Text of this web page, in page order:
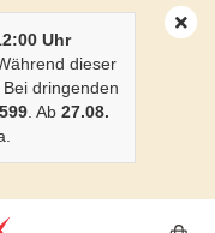
Uhr
dieser
dringenden
. Ab 27.08.